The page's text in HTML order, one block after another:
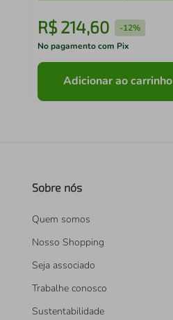
R$ 214,60 -12%
No pagamento com Pix
Adicionar ao carrinho
Sobre nós
Quem somos
Nosso Shopping
Seja associado
Trabalhe conosco
Sustentabilidade